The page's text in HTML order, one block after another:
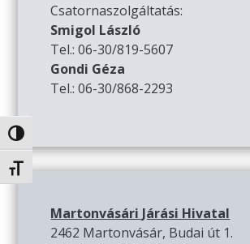
Nagy kontraszt váltása
Betűméret váltása
Csatornaszolgáltatás:
Smigol László
Tel.: 06-30/819-5607
Gondi Géza
Tel.: 06-30/868-2293
Martonvásári Járási Hivatal
2462 Martonvásár, Budai út 1.